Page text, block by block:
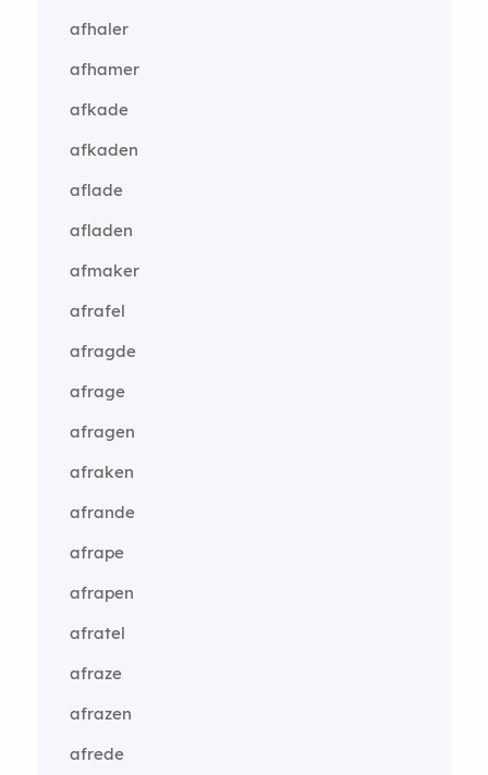
afhaler
afhamer
afkade
afkaden
aflade
afladen
afmaker
afrafel
afragde
afrage
afragen
afraken
afrande
afrape
afrapen
afratel
afraze
afrazen
afrede